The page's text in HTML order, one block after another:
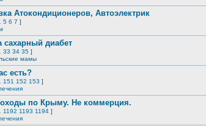
Атокондиционеров, Автоэлектрик
5 6 7 ]
сахарный диабет
33 34 35 ]
мамы
есть?
151 152 153 ]
по Крыму. Не коммерция.
1192 1193 1194 ]